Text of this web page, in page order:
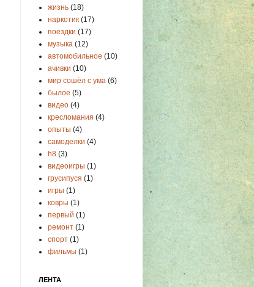
жизнь (18)
наркотик (17)
поездки (17)
музыка (12)
автомобильное (10)
ачивки (10)
мир сошёл с ума (6)
былое (5)
видео (4)
кресломания (4)
опыты (4)
самоделки (4)
h8 (3)
видеоигры (1)
грусипуся (1)
игры (1)
ковры (1)
первый (1)
ремонт (1)
спорт (1)
фильмы (1)
ЛЕНТА